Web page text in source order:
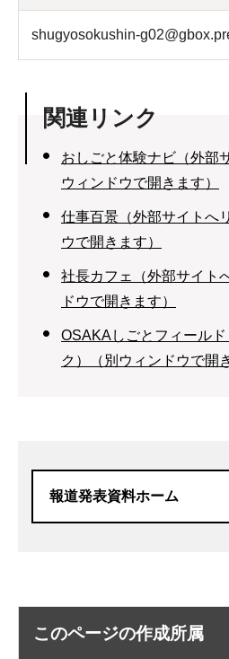
shugyosokushin-
関連リンク
おしごと体験ナビ（外部
ウィンドウで開きます）
仕事百景（外部サイトへ
ウで開きます）
社長カフェ（外部サイト
ドウで開きます）
OSAKAしごとフィール
ク）（別ウィンドウで開
報道発表資料ホーム
このページの作成所属